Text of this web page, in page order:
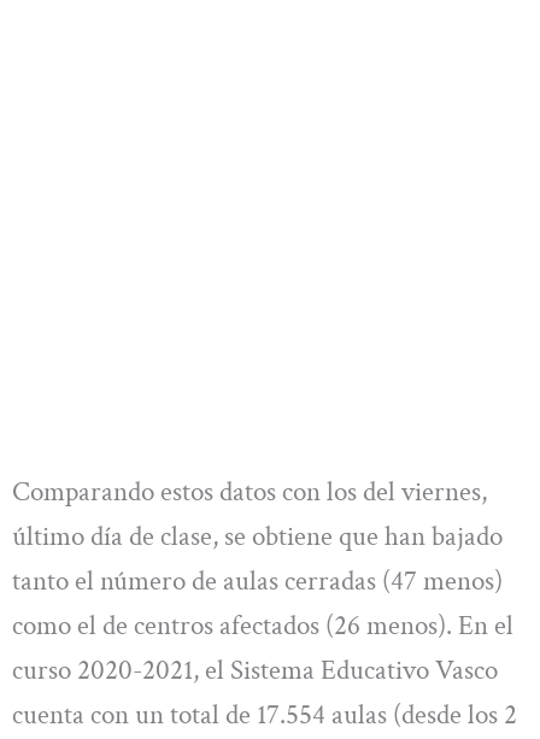
Comparando estos datos con los del viernes,
último día de clase, se obtiene que han bajado
tanto el número de aulas cerradas (47 menos)
como el de centros afectados (26 menos). En el
curso 2020-2021, el Sistema Educativo Vasco
cuenta con un total de 17.554 aulas (desde los 2